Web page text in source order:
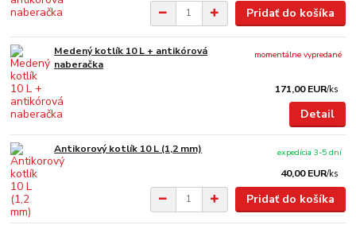
Pridať do košíka
Medený kotlík 10 L + antikórová
naberačka
171,00 EUR/ks
momentálne vypredané
Detail
Antikorový kotlík 10 L (1,2 mm)
40,00 EUR/ks
expedícia 3-5 dní
Pridať do košíka